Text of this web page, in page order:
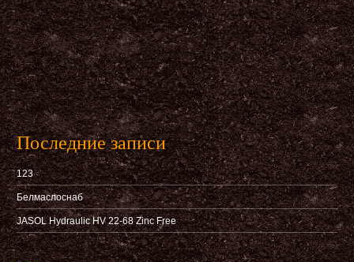
Последние записи
123
Белмаслоснаб
JASOL Hydraulic HV 22-68 Zinc Free